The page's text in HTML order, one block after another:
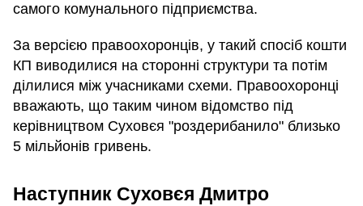
самого комунального підприємства.
За версією правоохоронців, у такий спосіб кошти
КП виводилися на сторонні структури та потім
ділилися між учасниками схеми. Правоохоронці
вважають, що таким чином відомство під
керівництвом Суховєя "роздерибанило" близько
5 мільйонів гривень.
Наступник Суховєя Дмитро